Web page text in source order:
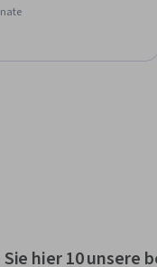
Sprachen, Logistische
Lernen übertragen,
Überwachtes Lernen, Text
hier 10 unsere